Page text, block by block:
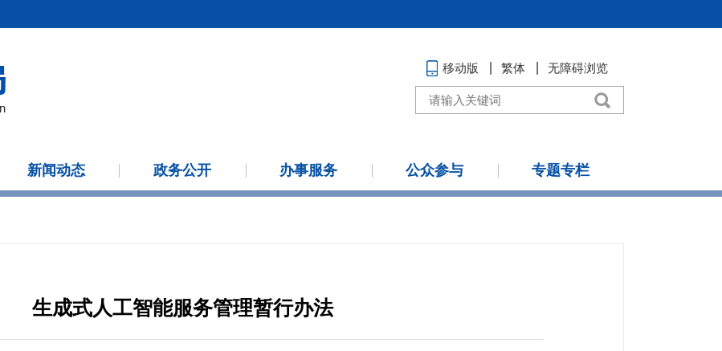
移动版 繁体 无障碍浏览
新闻动态 政务公开 办事服务 公众参与 专题专栏
生成式人工智能服务管理暂行办法